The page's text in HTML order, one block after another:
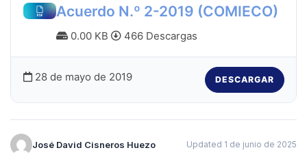
Acuerdo N.º 2-2019 (COMIECO)
0.00 KB 466 Descargas
28 de mayo de 2019 DESCARGAR
José David Cisneros Huezo Updated 1 de junio de 2025